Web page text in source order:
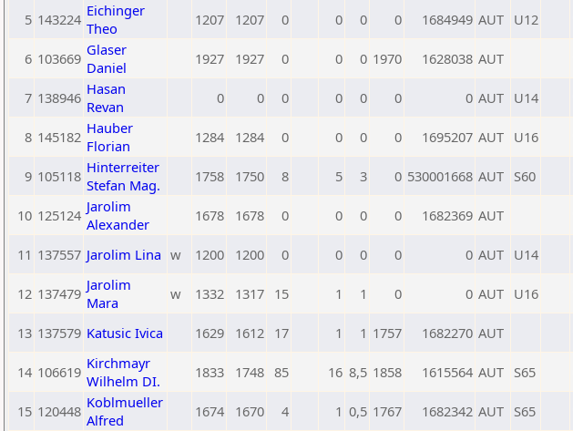
5 143224 Eichinger
Theo
1207 1207 0 0 0 0 1684949 AUT U12
6 103669 Glaser
Daniel
1927 1927 0 0 0 1970 1628038 AUT
7 138946 Hasan
Revan
0 0 0 0 0 0 0 AUT U14
8 145182 Hauber
Florian
1284 1284 0 0 0 0 1695207 AUT U16
9 105118 Hinterreiter
Stefan Mag.
1758 1750 8 5 3 0 530001668 AUT S60
10 125124 Jarolim
Alexander
1678 1678 0 0 0 0 1682369 AUT
11 137557 Jarolim Lina w 1200 1200 0 0 0 0 0 AUT U14
12 137479 Jarolim
Mara
w 1332 1317 15 1 1 0 0 AUT U16
13 137579 Katusic Ivica 1629 1612 17 1 1 1757 1682270 AUT
14 106619 Kirchmayr
Wilhelm DI.
1833 1748 85 16 8,5 1858 1615564 AUT S65
15 120448 Koblmueller
Alfred
1674 1670 4 1 0,5 1767 1682342 AUT S65